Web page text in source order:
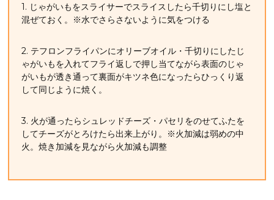
1. じゃがいもをスライサーでスライスしたら千切りにし塩と
混ぜておく。※水でさらさないように気をつける
2. テフロンフライパンにオリーブオイル・千切りにしたじ
ゃがいもを入れてフライ返しで押し当てながら表面のじゃ
がいもが透き通って裏面がキツネ色になったらひっくり返
して同じように焼く。
3. 火が通ったらシュレッドチーズ・パセリをのせてふたを
してチーズがとろけたら出来上がり。※火加減は弱めの中
火。焼き加減を見ながら火加減も調整